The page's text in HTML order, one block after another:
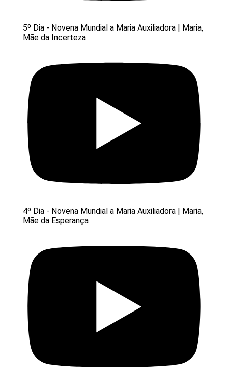
5º Dia - Novena Mundial a Maria Auxiliadora | Maria,
Mãe da Incerteza
4º Dia - Novena Mundial a Maria Auxiliadora | Maria,
Mãe da Esperança